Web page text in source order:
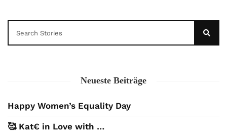
Neueste Beiträge
Happy Women’s Equality Day
🥰 Kat€ in Love with …